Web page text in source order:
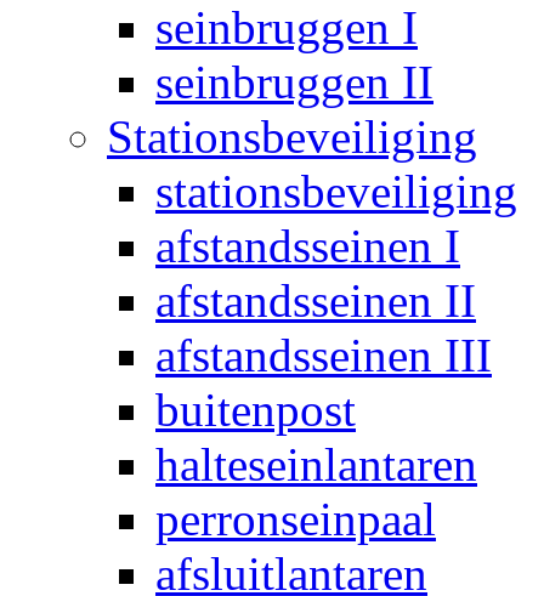
seinbruggen I
seinbruggen II
Stationsbeveiliging
stationsbeveiliging
afstandsseinen I
afstandsseinen II
afstandsseinen III
buitenpost
halteseinlantaren
perronseinpaal
afsluitlantaren